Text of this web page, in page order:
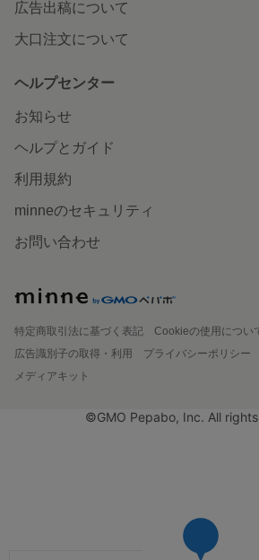
広告出稿について
大口注文について
ヘルプセンター
お知らせ
ヘルプとガイド
利用規約
minneのセキュリティ
お問い合わせ
特定商取引法に基づく表記
Cookieの使用につい
広告識別子の取得・利用
プライバシーポリシー
メディアキット
©GMO Pepabo, Inc. All